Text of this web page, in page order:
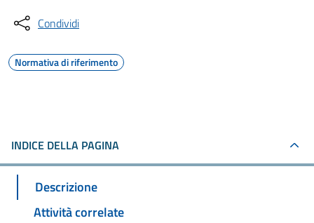
Condividi
Normativa di riferimento
INDICE DELLA PAGINA
Descrizione
Attività correlate